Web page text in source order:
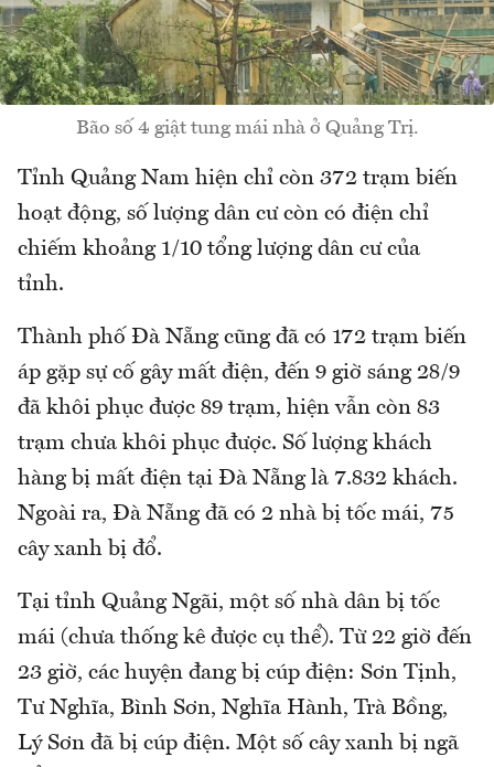
Bão số 4 giật tung mái nhà ở Quảng Trị.
Tỉnh Quảng Nam hiện chỉ còn 372 trạm biến
hoạt động, số lượng dân cư còn có điện chỉ
chiếm khoảng 1/10 tổng lượng dân cư của
tỉnh.
Thành phố Đà Nẵng cũng đã có 172 trạm biến
áp gặp sự cố gây mất điện, đến 9 giờ sáng 28/9
đã khôi phục được 89 trạm, hiện vẫn còn 83
trạm chưa khôi phục được. Số lượng khách
hàng bị mất điện tại Đà Nẵng là 7.832 khách.
Ngoài ra, Đà Nẵng đã có 2 nhà bị tốc mái, 75
cây xanh bị đổ.
Tại tỉnh Quảng Ngãi, một số nhà dân bị tốc
mái (chưa thống kê được cụ thể). Từ 22 giờ đến
23 giờ, các huyện đang bị cúp điện: Sơn Tịnh,
Tư Nghĩa, Bình Sơn, Nghĩa Hành, Trà Bồng,
Lý Sơn đã bị cúp điện. Một số cây xanh bị ngã